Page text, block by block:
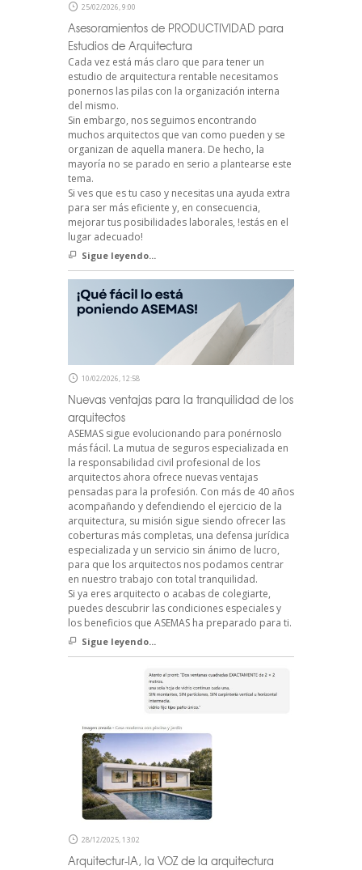
25/02/2026, 9:00
Asesoramientos de PRODUCTIVIDAD para
Estudios de Arquitectura
Cada vez está más claro que para tener un
estudio de arquitectura rentable necesitamos
ponernos las pilas con la organización interna
del mismo.
Sin embargo, nos seguimos encontrando
muchos arquitectos que van como pueden y se
organizan de aquella manera. De hecho, la
mayoría no se parado en serio a plantearse este
tema.
Si ves que es tu caso y necesitas una ayuda extra
para ser más eficiente y, en consecuencia,
mejorar tus posibilidades laborales, !estás en el
lugar adecuado!
Sigue leyendo...
10/02/2026, 12:58
Nuevas ventajas para la tranquilidad de los
arquitectos
ASEMAS sigue evolucionando para ponérnoslo
más fácil. La mutua de seguros especializada en
la responsabilidad civil profesional de los
arquitectos ahora ofrece nuevas ventajas
pensadas para la profesión. Con más de 40 años
acompañando y defendiendo el ejercicio de la
arquitectura, su misión sigue siendo ofrecer las
coberturas más completas, una defensa jurídica
especializada y un servicio sin ánimo de lucro,
para que los arquitectos nos podamos centrar
en nuestro trabajo con total tranquilidad.
Si ya eres arquitecto o acabas de colegiarte,
puedes descubrir las condiciones especiales y
los beneficios que ASEMAS ha preparado para ti.
Sigue leyendo...
28/12/2025, 13:02
Arquitectur-IA, la VOZ de la arquitectura